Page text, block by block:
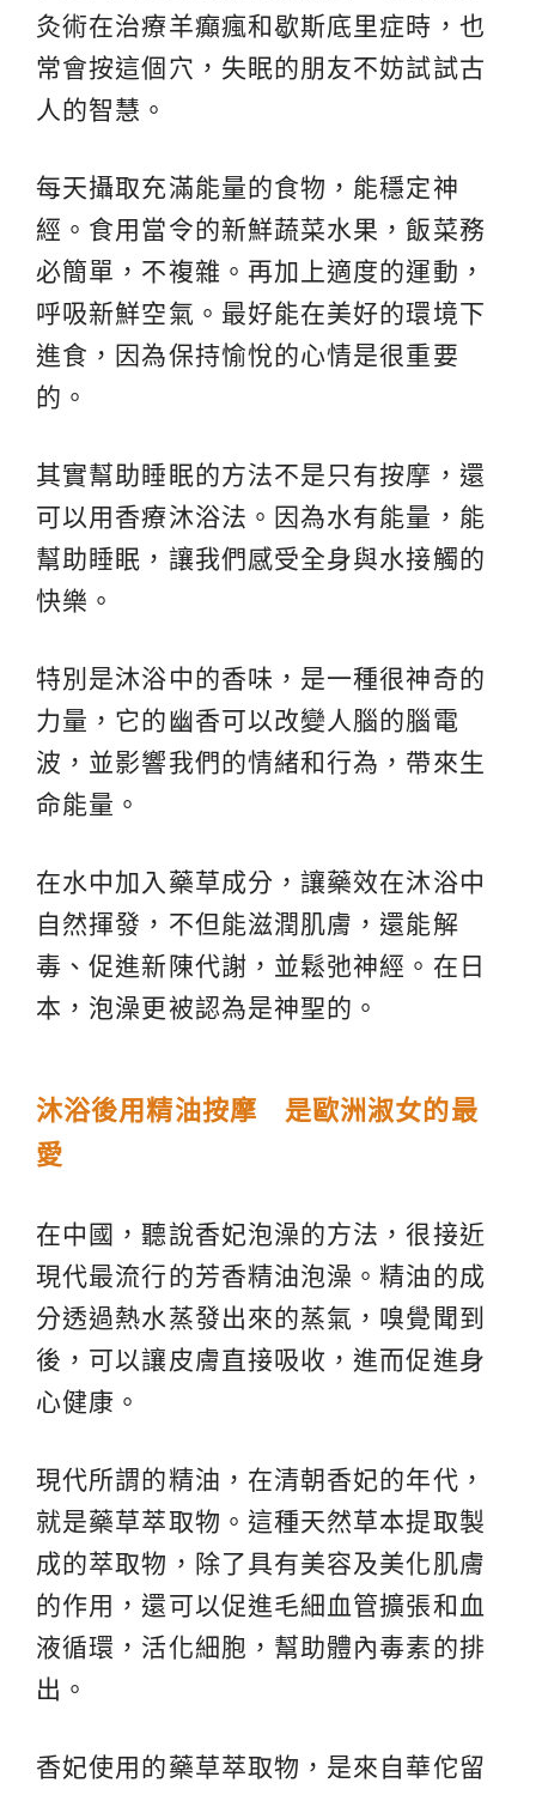
灸術在治療羊癲瘋和歇斯底里症時，也
常會按這個穴，失眠的朋友不妨試試古
人的智慧。
每天攝取充滿能量的食物，能穩定神
經。食用當令的新鮮蔬菜水果，飯菜務
必簡單，不複雜。再加上適度的運動，
呼吸新鮮空氣。最好能在美好的環境下
進食，因為保持愉悅的心情是很重要
的。
其實幫助睡眠的方法不是只有按摩，還
可以用香療沐浴法。因為水有能量，能
幫助睡眠，讓我們感受全身與水接觸的
快樂。
特別是沐浴中的香味，是一種很神奇的
力量，它的幽香可以改變人腦的腦電
波，並影響我們的情緒和行為，帶來生
命能量。
在水中加入藥草成分，讓藥效在沐浴中
自然揮發，不但能滋潤肌膚，還能解
毒、促進新陳代謝，並鬆弛神經。在日
本，泡澡更被認為是神聖的。
沐浴後用精油按摩 是歐洲淑女的最
愛
在中國，聽說香妃泡澡的方法，很接近
現代最流行的芳香精油泡澡。精油的成
分透過熱水蒸發出來的蒸氣，嗅覺聞到
後，可以讓皮膚直接吸收，進而促進身
心健康。
現代所謂的精油，在清朝香妃的年代，
就是藥草萃取物。這種天然草本提取製
成的萃取物，除了具有美容及美化肌膚
的作用，還可以促進毛細血管擴張和血
液循環，活化細胞，幫助體內毒素的排
出。
香妃使用的藥草萃取物，是來自華佗留